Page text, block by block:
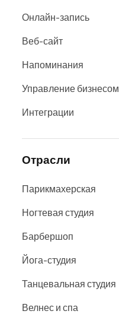
Онлайн-запись
Веб-сайт
Напоминания
Управление бизнесом
Интеграции
Отрасли
Парикмахерская
Ногтевая студия
Барбершоп
Йога-студия
Танцевальная студия
Велнес и спа